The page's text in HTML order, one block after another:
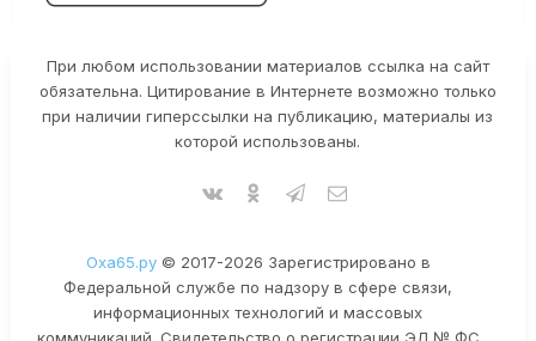
При любом использовании материалов ссылка на сайт
обязательна. Цитирование в Интернете возможно только
при наличии гиперссылки на публикацию, материалы из
которой использованы.
Оха65.ру© 2017-2026 Зарегистрировано в
Федеральной службе по надзору в сфере связи,
информационных технологий и массовых